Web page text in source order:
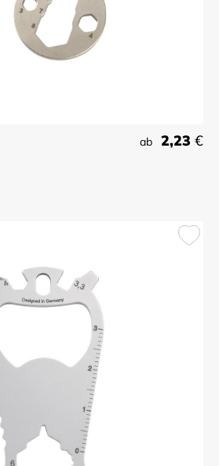
ab 2,23 €